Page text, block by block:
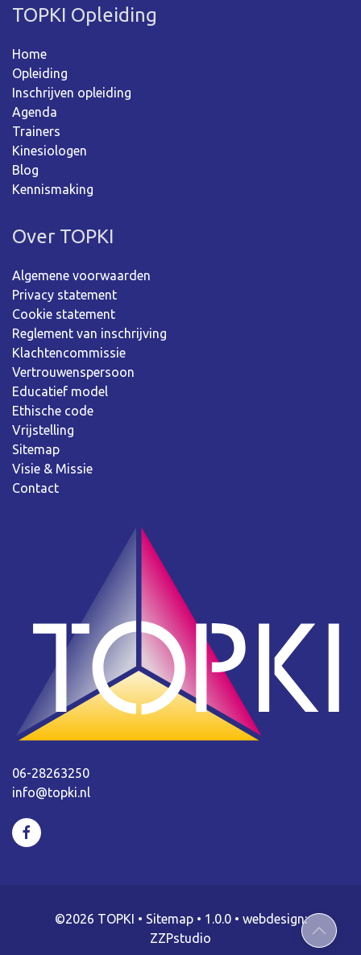
TOPKI Opleiding
Home
Opleiding
Inschrijven opleiding
Agenda
Trainers
Kinesiologen
Blog
Kennismaking
Over TOPKI
Algemene voorwaarden
Privacy statement
Cookie statement
Reglement van inschrijving
Klachtencommissie
Vertrouwenspersoon
Educatief model
Ethische code
Vrijstelling
Sitemap
Visie & Missie
Contact
06-28263250
info@topki.nl
©2026 TOPKI • Sitemap• 1.0.0 • webdesign:
ZZPstudio